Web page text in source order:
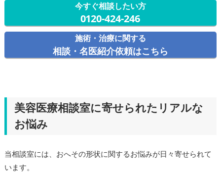
今すぐ相談したい方
0120-424-246
施術・治療に関する
相談・名医紹介依頼はこちら
美容医療相談室に寄せられたリアルな
お悩み
当相談室には、おへその形状に関するお悩みが日々寄せられて
います。